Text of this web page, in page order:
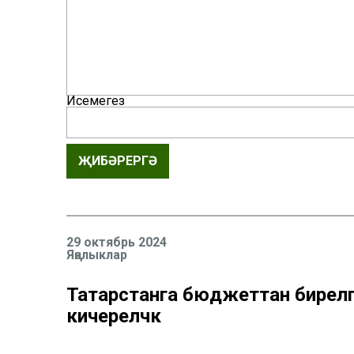
Исемегез
ҖИБӘРЕРГӘ
29 октябрь 2024
Яңалыклар
Татарстанга бюджеттан
кичереләчәк